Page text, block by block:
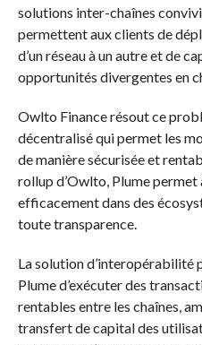
solutions inter-chaînes
permettent aux clients de
d’un réseau à un autre et de
opportunités divergentes en
Owlto Finance résout ce
décentralisé qui permet les
de manière sécurisée et
rollup d’Owlto, Plume
efficacement dans des
toute transparence.
La solution d’interopérabilité
Plume d’exécuter des
rentables entre les chaînes,
transfert de capital des